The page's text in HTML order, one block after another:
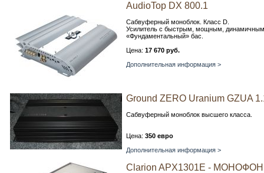
AudioTop DX 800.1
Сабвуферный моноблок. Класс D.
Усилитель с быстрым, мощным,
«Фундаментальный» бас.
Цена: 17 670 руб.
Дополнительная информация >
Ground ZERO Uranium GZUA
Сабвуферный моноблок высшего класса.
Цена: 350 евро
Дополнительная информация >
Clarion APX1301E -